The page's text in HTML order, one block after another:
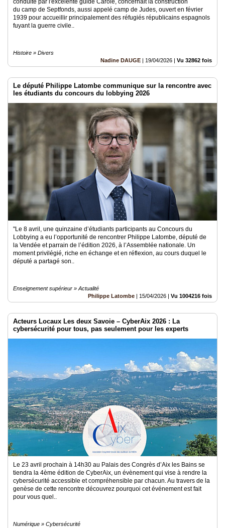
conduite par l'excelente guide Carole, concernait la construction
du camp de Septfonds, aussi appelé camp de Judes, ouvert en février
1939 pour accueillir principalement des réfugiés républicains espagnols
fuyant la guerre civile..
Histoire » Divers
Nadine DAUGE | 19/04/2026 | Vu 32862 fois
Le député Philippe Latombe communique sur la rencontre avec
les étudiants du concours du lobbying 2026
"Le 8 avril, une quinzaine d’étudiants participants au Concours du
Lobbying a eu l’opportunité de rencontrer Philippe Latombe, député de
la Vendée et parrain de l’édition 2026, à l’Assemblée nationale. Un
moment privilégié, riche en échange et en réflexion, au cours duquel le
député a partagé son..
Enseignement supérieur » Actualité
Philippe Latombe | 15/04/2026 | Vu 1004216 fois
Acteurs Locaux Les deux Savoie – CyberAix 2026 : La
cybersécurité pour tous, pas seulement pour les experts
Le 23 avril prochain à 14h30 au Palais des Congrès d’Aix les Bains se
tiendra la 4ème édition de CyberAix, un évènement qui vise à rendre la
cybersécurité accessible et compréhensible par chacun. Au travers de la
genèse de cette rencontre découvrez pourquoi cet événement est fait
pour vous quel..
Numérique » Cybersécurité